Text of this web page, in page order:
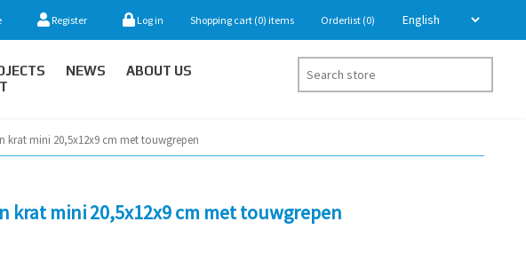
Register Log in Shopping cart (0) items Orderlist (0)
NEWS
ABOUT US
krat mini 20,5x12x9 cm met touwgrepen
krat mini 20,5x12x9 cm met touwgrepen